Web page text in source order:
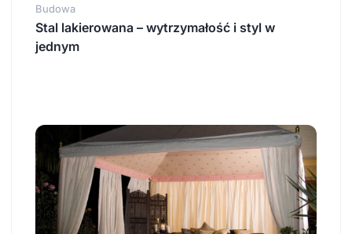
Budowa
Stal lakierowana – wytrzymałość i styl w
jednym